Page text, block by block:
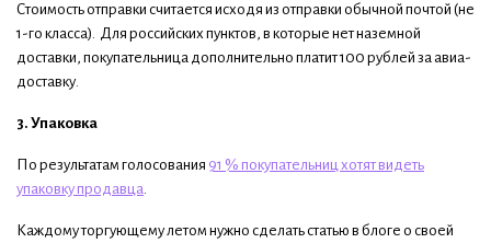
Стоимость отправки считается исходя из отправки обычной почтой (не
1-го класса). Для российских пунктов, в которые нет наземной
доставки, покупательница дополнительно платит 100 рублей за авиа-
доставку.
3. Упаковка
По результатам голосования 91 % покупательниц хотят видеть
упаковку продавца.
Каждому торгующему летом нужно сделать статью в блоге о своей